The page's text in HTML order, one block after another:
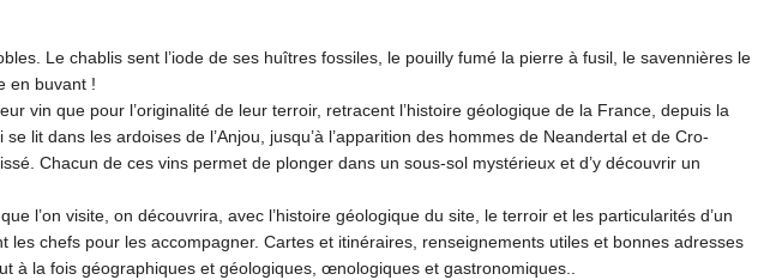
Le chablis sent l’iode de ses huîtres fossiles, le pouilly fumé la pierre à fusil, le savennières le
en buvant !
vin que pour l’originalité de leur terroir, retracent l’histoire géologique de la France, depuis la
lit dans les ardoises de l’Anjou, jusqu’à l’apparition des hommes de Neandertal et de Cro-
Chacun de ces vins permet de plonger dans un sous-sol mystérieux et d’y découvrir un
l’on visite, on découvrira, avec l’histoire géologique du site, le terroir et les particularités d’un
chefs pour les accompagner. Cartes et itinéraires, renseignements utiles et bonnes adresses
à la fois géographiques et géologiques, œnologiques et gastronomiques..